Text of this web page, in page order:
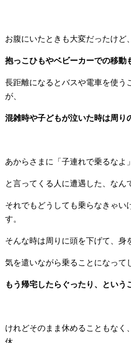
お腹にいたときも大変だったけど、
抱っこひもやベビーカーでの移動
長距離になるとバスや電車を使う
が、
混雑時や子どもが泣いた時は周り
あからさまに「子連れで乗るなよ」
と言ってくる人に遭遇した、なん
それでもどうしても乗らなきゃい
す。
そんな時は周りに頭を下げて、身
気を遣いながら乗ることになって
もう帰宅したらぐったり、という
けれどそのまま休めることもなく